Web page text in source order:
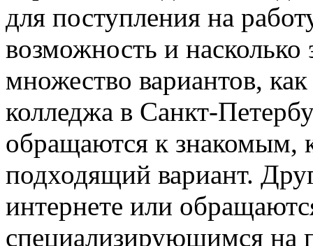
для поступления на
возможность и
множество вариантов,
колледжа в Санкт-
обращаются к знакомым,
подходящий вариант.
интернете или
специализирующимся на